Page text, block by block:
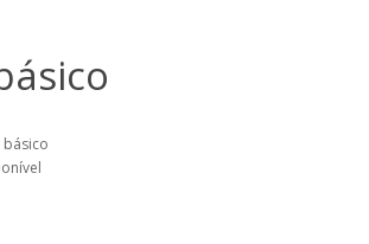
básico